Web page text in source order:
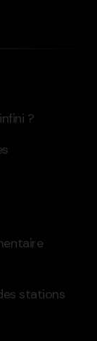
?
stations